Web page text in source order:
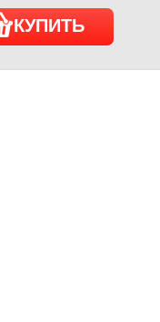
КУПИТЬ